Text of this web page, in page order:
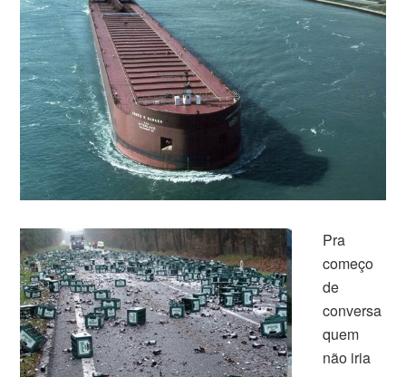
Pra
começo
de
conversa
quem
não iria